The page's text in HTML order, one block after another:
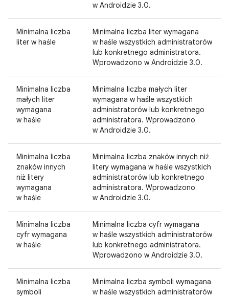
w Androidzie 3.0.
Minimalna liczba
liter w haśle
Minimalna liczba liter wymagana
w haśle wszystkich administratorów
lub konkretnego administratora.
Wprowadzono w Androidzie 3.0.
Minimalna liczba
małych liter
wymagana
w haśle
Minimalna liczba małych liter
wymagana w haśle wszystkich
administratorów lub konkretnego
administratora. Wprowadzono
w Androidzie 3.0.
Minimalna liczba
znaków innych
niż litery
wymagana
w haśle
Minimalna liczba znaków innych niż
litery wymagana w haśle wszystkich
administratorów lub konkretnego
administratora. Wprowadzono
w Androidzie 3.0.
Minimalna liczba
cyfr wymagana
w haśle
Minimalna liczba cyfr wymagana
w haśle wszystkich administratorów
lub konkretnego administratora.
Wprowadzono w Androidzie 3.0.
Minimalna liczba
symboli
Minimalna liczba symboli wymagana
w haśle wszystkich administratorów